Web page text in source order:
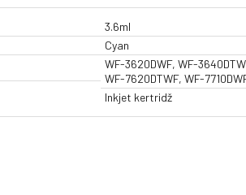
3.6ml
Cyan
WF-3620DWF, WF-
WF-7620DTWF, WF-
Inkjet kertridž